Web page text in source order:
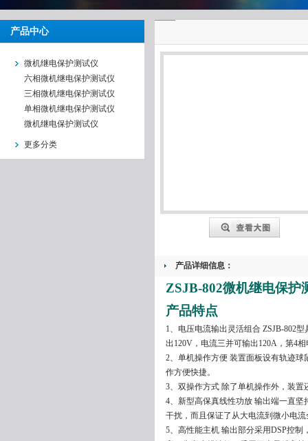
产品中心
微机继电保护测试仪
六相微机继电保护测试仪
三相微机继电保护测试仪
单相微机继电保护测试仪
微机继电保护测试仪
更多分类
产品详细信息：
ZSJB-802微机继电保护
产品特点
1、电压电流输出灵活组合 ZSJB-802
出120V，电流三并可输出120A，第4
2、单机操作方便 装置面板设有轨迹
作方便快捷。
3、双操作方式 除了单机操作外，装
4、新型高保真线性功放 输出端一直
干扰，而且保证了从大电流到微小电
5、高性能主机 输出部分采用DSP控